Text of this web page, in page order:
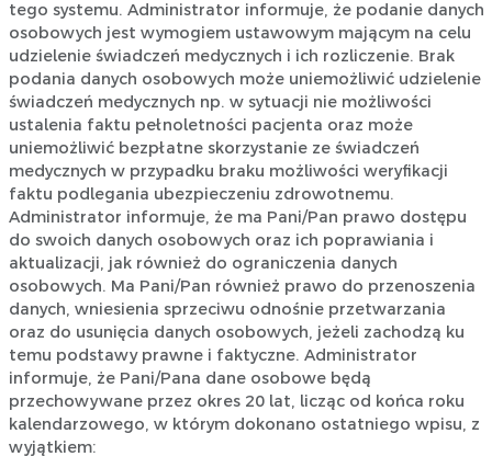
tego systemu. Administrator informuje, że podanie danych
osobowych jest wymogiem ustawowym mającym na celu
udzielenie świadczeń medycznych i ich rozliczenie. Brak
podania danych osobowych może uniemożliwić udzielenie
świadczeń medycznych np. w sytuacji nie możliwości
ustalenia faktu pełnoletności pacjenta oraz może
uniemożliwić bezpłatne skorzystanie ze świadczeń
medycznych w przypadku braku możliwości weryfikacji
faktu podlegania ubezpieczeniu zdrowotnemu.
Administrator informuje, że ma Pani/Pan prawo dostępu
do swoich danych osobowych oraz ich poprawiania i
aktualizacji, jak również do ograniczenia danych
osobowych. Ma Pani/Pan również prawo do przenoszenia
danych, wniesienia sprzeciwu odnośnie przetwarzania
oraz do usunięcia danych osobowych, jeżeli zachodzą ku
temu podstawy prawne i faktyczne. Administrator
informuje, że Pani/Pana dane osobowe będą
przechowywane przez okres 20 lat, licząc od końca roku
kalendarzowego, w którym dokonano ostatniego wpisu, z
wyjątkiem: